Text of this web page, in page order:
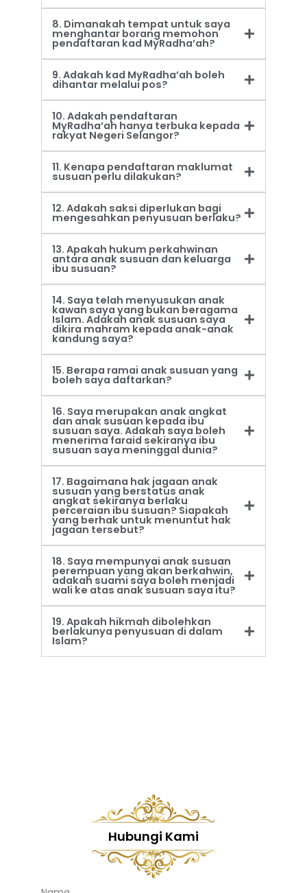
8. Dimanakah tempat untuk saya
menghantar borang memohon
pendaftaran kad MyRadha’ah?
9. Adakah kad MyRadha’ah boleh
dihantar melalui pos?
10. Adakah pendaftaran
MyRadha’ah hanya terbuka kepada
rakyat Negeri Selangor?
11. Kenapa pendaftaran maklumat
susuan perlu dilakukan?
12. Adakah saksi diperlukan bagi
mengesahkan penyusuan berlaku?
13. Apakah hukum perkahwinan
antara anak susuan dan keluarga
ibu susuan?
14. Saya telah menyusukan anak
kawan saya yang bukan beragama
Islam. Adakah anak susuan saya
dikira mahram kepada anak-anak
kandung saya?
15. Berapa ramai anak susuan yang
boleh saya daftarkan?
16. Saya merupakan anak angkat
dan anak susuan kepada ibu
susuan saya. Adakah saya boleh
menerima faraid sekiranya ibu
susuan saya meninggal dunia?
17. Bagaimana hak jagaan anak
susuan yang berstatus anak
angkat sekiranya berlaku
perceraian ibu susuan? Siapakah
yang berhak untuk menuntut hak
jagaan tersebut?
18. Saya mempunyai anak susuan
perempuan yang akan berkahwin,
adakah suami saya boleh menjadi
wali ke atas anak susuan saya itu?
19. Apakah hikmah dibolehkan
berlakunya penyusuan di dalam
Islam?
Hubungi Kami